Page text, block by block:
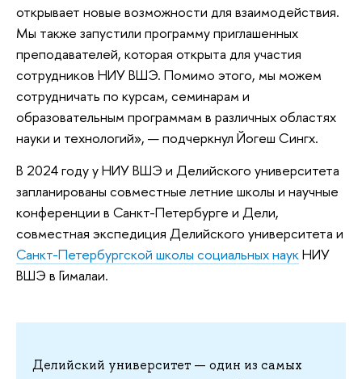
открывает новые возможности для взаимодействия.
Мы также запустили программу приглашенных
преподавателей, которая открыта для участия
сотрудников НИУ ВШЭ. Помимо этого, мы можем
сотрудничать по курсам, семинарам и
образовательным программам в различных областях
науки и технологий», — подчеркнул Йогеш Сингх.
В 2024 году у НИУ ВШЭ и Делийского университета
запланированы совместные летние школы и научные
конференции в Санкт-Петербурге и Дели,
совместная экспедиция Делийского университета и
Санкт-Петербургской школы социальных наукНИУ
ВШЭ в Гималаи.
Делийский университет — один из самых